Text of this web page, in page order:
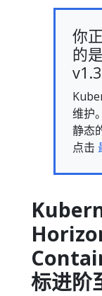
你
的
维护
静态
点击
标进阶